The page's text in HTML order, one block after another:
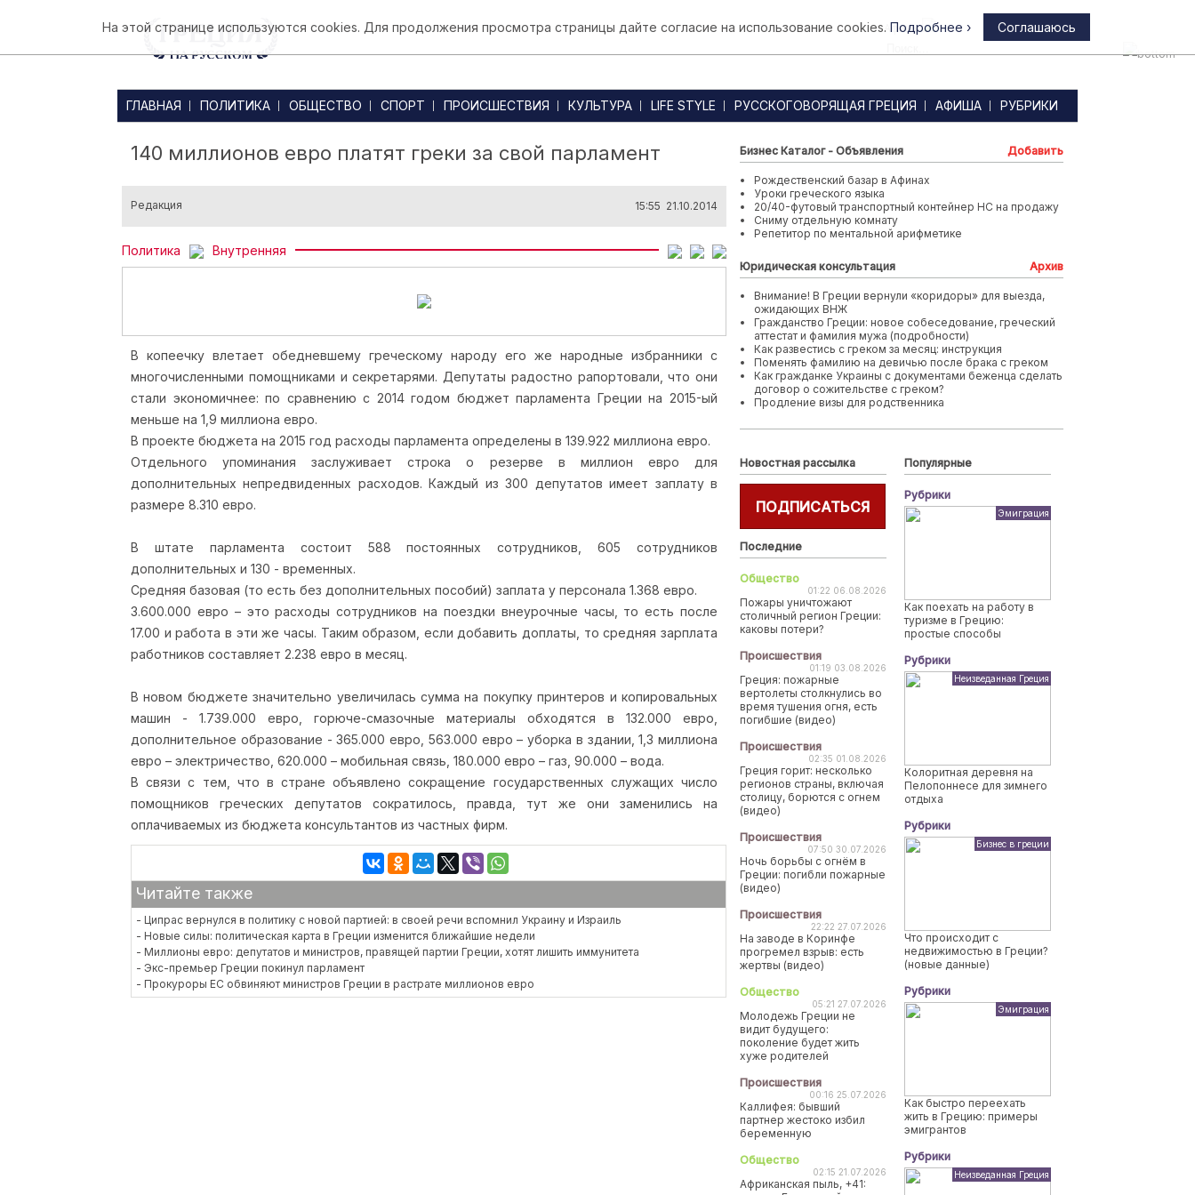
Афины
ГЛАВНАЯ ПОЛИТИКА ОБЩЕСТВО СПОРТ ПРОИСШЕСТВИЯ КУЛЬТУРА LIFE STYLE РУССКОГОВОРЯЩАЯ ГРЕЦИЯ АФИША РУБРИКИ
140 миллионов евро платят греки за свой парламент
Редакция 15:55 21.10.2014
Политика Внутренняя
В копеечку влетает обедневшему греческому народу его же народные избранники с
многочисленными помощниками и секретарями. Депутаты радостно рапортовали, что они
стали экономичнее: по сравнению с 2014 годом бюджет парламента Греции на 2015-ый
меньше на 1,9 миллиона евро.
В проекте бюджета на 2015 год расходы парламента определены в 139.922 миллиона евро.
Отдельного упоминания заслуживает строка о резерве в миллион евро для
дополнительных непредвиденных расходов. Каждый из 300 депутатов имеет заплату в
размере 8.310 евро.
В штате парламента состоит 588 постоянных сотрудников, 605 сотрудников
дополнительных и 130 - временных.
Средняя базовая (то есть без дополнительных пособий) заплата у персонала 1.368 евро.
3.600.000 евро – это расходы сотрудников на поездки внеурочные часы, то есть после
17.00 и работа в эти же часы. Таким образом, если добавить доплаты, то средняя зарплата
работников составляет 2.238 евро в месяц.
В новом бюджете значительно увеличилась сумма на покупку принтеров и копировальных
машин - 1.739.000 евро, горюче-смазочные материалы обходятся в 132.000 евро,
дополнительное образование - 365.000 евро, 563.000 евро – уборка в здании, 1,3 миллиона
евро – электричество, 620.000 – мобильная связь, 180.000 евро – газ, 90.000 – вода.
В связи с тем, что в стране объявлено сокращение государственных служащих число
помощников греческих депутатов сократилось, правда, тут же они заменились на
оплачиваемых из бюджета консультантов из частных фирм.
Читайте также
- Ципрас вернулся в политику с новой партией: в своей речи вспомнил Украину и Израиль
- Новые силы: политическая карта в Греции изменится ближайшие недели
- Миллионы евро: депутатов и министров, правящей партии Греции, хотят лишить иммунитета
- Экс-премьер Греции покинул парламент
- Прокуроры ЕС обвиняют министров Греции в растрате миллионов евро
Бизнес Каталог - Объявления Добавить
Рождественский базар в Афинах
Уроки греческого языка
20/40-футовый транспортный контейнер HC на продажу
Сниму отдельную комнату
Репетитор по ментальной арифметике
Юридическая консультация Архив
Внимание! В Греции вернули «коридоры» для выезда,
ожидающих ВНЖ
Гражданство Греции: новое собеседование, греческий
аттестат и фамилия мужа (подробности)
Как развестись с греком за месяц: инструкция
Поменять фамилию на девичью после брака с греком
Как гражданке Украины с документами беженца сделать
договор о сожительстве с греком?
Продление визы для родственника
Новостная рассылка
ПОДПИСАТЬСЯ
Последние
Общество
01:22 06.08.2026
Пожары уничтожают
столичный регион Греции:
каковы потери?
Происшествия
01:19 03.08.2026
Греция: пожарные
вертолеты столкнулись во
время тушения огня, есть
погибшие (видео)
Происшествия
02:35 01.08.2026
Греция горит: несколько
регионов страны, включая
столицу, борются с огнем
(видео)
Происшествия
07:50 30.07.2026
Ночь борьбы с огнём в
Греции: погибли пожарные
(видео)
Происшествия
22:22 27.07.2026
На заводе в Коринфе
прогремел взрыв: есть
жертвы (видео)
Общество
05:21 27.07.2026
Молодежь Греции не
видит будущего:
поколение будет жить
хуже родителей
Происшествия
00:16 25.07.2026
Каллифея: бывший
партнер жестоко избил
беременную
Общество
02:15 21.07.2026
Африканская пыль, +41:
Популярные
Рубрики
Эмиграция
Как поехать на работу в
туризме в Грецию:
простые способы
Рубрики
Неизведанная Греция
Колоритная деревня на
Пелопоннесе для зимнего
отдыха
Рубрики
Бизнес в греции
Что происходит с
недвижимостью в Греции?
(новые данные)
Рубрики
Эмиграция
Как быстро переехать
жить в Грецию: примеры
эмигрантов
Рубрики
Неизведанная Греция
На этой странице используются cookies. Для продолжения просмотра страницы дайте согласие на использование cookies. Подробнее › Соглашаюсь